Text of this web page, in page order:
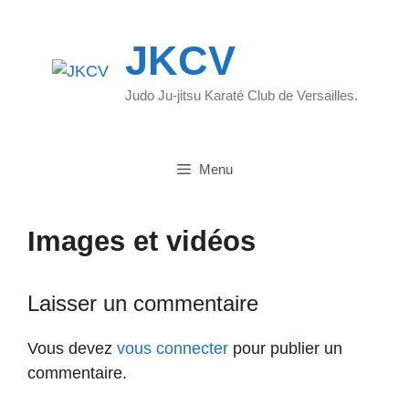
contenu
JKCV
Judo Ju-jitsu Karaté Club de Versailles.
Menu
Images et vidéos
Laisser un commentaire
Vous devez vous connecter pour publier un
commentaire.